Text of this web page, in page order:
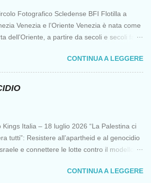
Fotografico Scledense BFI Flotilla a
Venezia e l’Oriente Venezia è nata come
dell’Oriente, a partire da secoli e secoli fa ai
cantierizzazione veneziane divennero preziose
tutti i crociati diretti a Gerusalemme. Proprio
fornirono ai veneziani l’occasione per
Duecento. Dal XIII al XV secolo Venezia
ad avere un ruolo fondamentale nei
tra l’Europa e l’Oriente, ruolo che si
CONTINUA A LEGGERE
Kings Italia – 18 luglio 2026 “La Palestina ci
tutti”: Resistere all’apartheid e al genocidio
e connettere le lotte contro il modello
palestinesi presso il Mausoleo di Yasser
CONTINUA A LEGGERE